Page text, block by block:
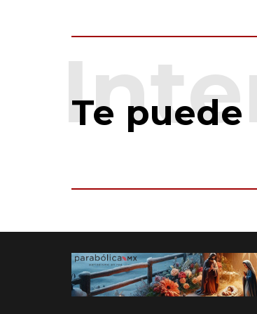
Te puede